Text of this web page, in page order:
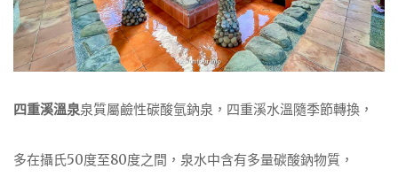
四重溪溫泉泉質屬鹼性碳酸氫鈉泉，四重溪水溫隨季節轉換，
多在攝氏50度至80度之間，泉水中含有多量碳酸鈉物質，